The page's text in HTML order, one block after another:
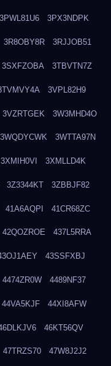
3PWL81U6 3PX3NDPK
3R8OBY8R 3RJJOB51
3SXFZOBA 3TBVTN7Z
3VPL82H9
3VZRTGEK 3W3MHD4O
3WQDYCWK 3WTTA97N
3XMIH0VI 3XMLLD4K
3Z3344KT 3ZBBJF82
41A6AQPI 41CR68ZC
42QOZROE 437L5RRA
43SSFXBJ
4474ZR0W 4489NF37
44VA5KJF 44XI8AFW
46KT56QV
47TRZS70 47W8J2J2